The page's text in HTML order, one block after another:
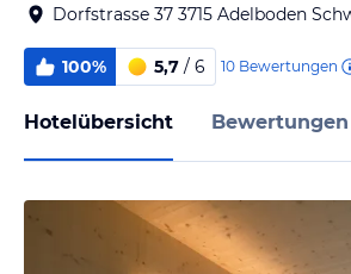
Dorfstrasse 37 3715 Adelboden
100% 5,7 / 6 10 Bewertungen
Hotelübersicht Bewertungen